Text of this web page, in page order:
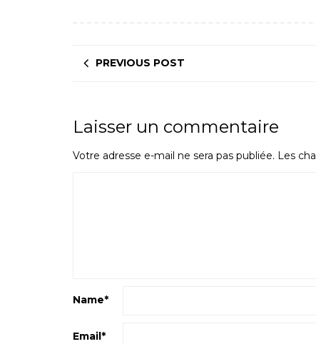
PREVIOUS POST
Laisser un commentaire
Votre adresse e-mail ne sera pas publiée. Les
Name*
Email*